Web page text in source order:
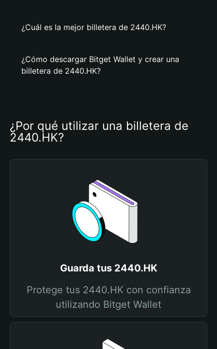
¿Cuál es la mejor billetera de 2440.HK?
¿Cómo descargar Bitget Wallet y crear una
billetera de 2440.HK?
¿Por qué utilizar una billetera de
2440.HK?
Guarda tus 2440.HK
Protege tus 2440.HK con confianza
utilizando Bitget Wallet